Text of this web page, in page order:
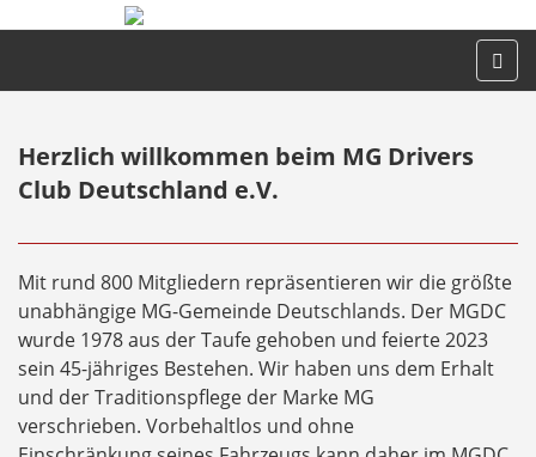
Herzlich willkommen beim MG Drivers
Club Deutschland e.V.
Mit rund 800 Mitgliedern repräsentieren wir die größte
unabhängige MG-Gemeinde Deutschlands. Der MGDC
wurde 1978 aus der Taufe gehoben und feierte 2023
sein 45-jähriges Bestehen. Wir haben uns dem Erhalt
und der Traditionspflege der Marke MG
verschrieben. Vorbehaltlos und ohne